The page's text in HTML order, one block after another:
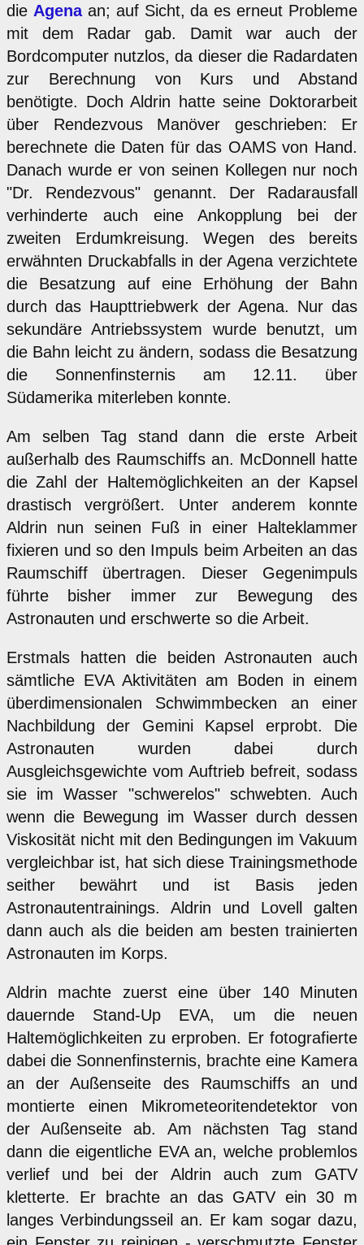
die Agenaan; auf Sicht, da es erneut Probleme
mit dem Radar gab. Damit war auch der
Bordcomputer nutzlos, da dieser die Radardaten
zur Berechnung von Kurs und Abstand
benötigte. Doch Aldrin hatte seine Doktorarbeit
über Rendezvous Manöver geschrieben: Er
berechnete die Daten für das OAMS von Hand.
Danach wurde er von seinen Kollegen nur noch
"Dr. Rendezvous" genannt. Der Radarausfall
verhinderte auch eine Ankopplung bei der
zweiten Erdumkreisung. Wegen des bereits
erwähnten Druckabfalls in der Agena verzichtete
die Besatzung auf eine Erhöhung der Bahn
durch das Haupttriebwerk der Agena. Nur das
sekundäre Antriebssystem wurde benutzt, um
die Bahn leicht zu ändern, sodass die Besatzung
die Sonnenfinsternis am 12.11. über
Südamerika miterleben konnte.
Am selben Tag stand dann die erste Arbeit
außerhalb des Raumschiffs an. McDonnell hatte
die Zahl der Haltemöglichkeiten an der Kapsel
drastisch vergrößert. Unter anderem konnte
Aldrin nun seinen Fuß in einer Halteklammer
fixieren und so den Impuls beim Arbeiten an das
Raumschiff übertragen. Dieser Gegenimpuls
führte bisher immer zur Bewegung des
Astronauten und erschwerte so die Arbeit.
Erstmals hatten die beiden Astronauten auch
sämtliche EVA Aktivitäten am Boden in einem
überdimensionalen Schwimmbecken an einer
Nachbildung der Gemini Kapsel erprobt. Die
Astronauten wurden dabei durch
Ausgleichsgewichte vom Auftrieb befreit, sodass
sie im Wasser "schwerelos" schwebten. Auch
wenn die Bewegung im Wasser durch dessen
Viskosität nicht mit den Bedingungen im Vakuum
vergleichbar ist, hat sich diese Trainingsmethode
seither bewährt und ist Basis jeden
Astronautentrainings. Aldrin und Lovell galten
dann auch als die beiden am besten trainierten
Astronauten im Korps.
Aldrin machte zuerst eine über 140 Minuten
dauernde Stand-Up EVA, um die neuen
Haltemöglichkeiten zu erproben. Er fotografierte
dabei die Sonnenfinsternis, brachte eine Kamera
an der Außenseite des Raumschiffs an und
montierte einen Mikrometeoritendetektor von
der Außenseite ab. Am nächsten Tag stand
dann die eigentliche EVA an, welche problemlos
verlief und bei der Aldrin auch zum GATV
kletterte. Er brachte an das GATV ein 30 m
langes Verbindungsseil an. Er kam sogar dazu,